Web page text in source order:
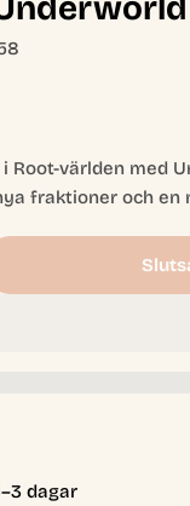
Root-världen med
fraktioner och en
Root: The
För Root:
dagar